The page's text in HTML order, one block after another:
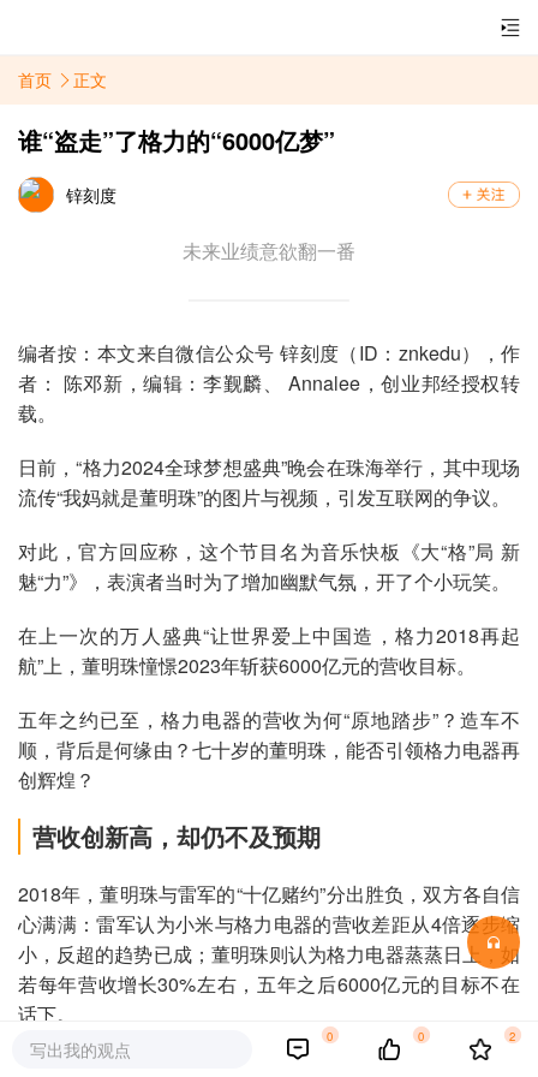
首页 正文
谁“盗走”了格力的“6000亿梦”
锌刻度
​ 未来业绩意欲翻一番
编者按：本文来自微信公众号 锌刻度（ID：znkedu），作
者： 陈邓新，编辑：李觐麟、 Annalee，创业邦经授权转
载。
日前，“格力2024全球梦想盛典”晚会在珠海举行，其中现场
流传“我妈就是董明珠”的图片与视频，引发互联网的争议。
对此，官方回应称，这个节目名为音乐快板《大“格”局 新
魅“力”》，表演者当时为了增加幽默气氛，开了个小玩笑。
在上一次的万人盛典“让世界爱上中国造，格力2018再起
航”上，董明珠憧憬2023年斩获6000亿元的营收目标。
五年之约已至，格力电器的营收为何“原地踏步”？造车不
顺，背后是何缘由？七十岁的董明珠，能否引领格力电器再
创辉煌？
营收创新高，却仍不及预期
2018年，董明珠与雷军的“十亿赌约”分出胜负，双方各自信
心满满：雷军认为小米与格力电器的营收差距从4倍逐步缩
小，反超的趋势已成；董明珠则认为格力电器蒸蒸日上，如
若每年营收增长30%左右，五年之后6000亿元的目标不在
话下。
彼时，格力电器财大气粗，手握上千亿元的货币资金，其中
写出我的观点
0 0 2